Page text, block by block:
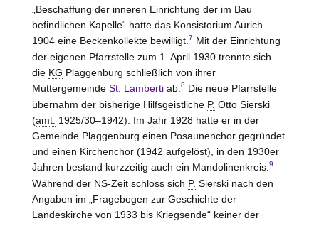
„Beschaffung der inneren Einrichtung der im Bau
befindlichen Kapelle“ hatte das Konsistorium Aurich
1904 eine Beckenkollekte bewilligt. 7 Mit der Einrichtung
der eigenen Pfarrstelle zum 1. April 1930 trennte sich
die KG Plaggenburg schließlich von ihrer
Muttergemeinde St. Lambertiab. 8 Die neue Pfarrstelle
übernahm der bisherige Hilfsgeistliche P. Otto Sierski
(amt. 1925/30–1942). Im Jahr 1928 hatte er in der
Gemeinde Plaggenburg einen Posaunenchor gegründet
und einen Kirchenchor (1942 aufgelöst), in den 1930er
Jahren bestand kurzzeitig auch ein Mandolinenkreis. 9
Während der NS-Zeit schloss sich P. Sierski nach den
Angaben im „Fragebogen zur Geschichte der
Landeskirche von 1933 bis Kriegsende“ keiner der